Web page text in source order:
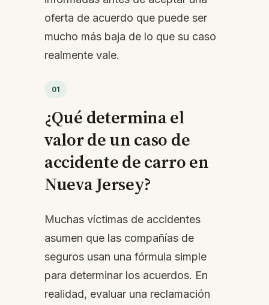
oferta de acuerdo que puede ser
mucho más baja de lo que su caso
realmente vale.
01
¿Qué determina el
valor de un caso de
accidente de carro en
Nueva Jersey?
Muchas víctimas de accidentes
asumen que las compañías de
seguros usan una fórmula simple
para determinar los acuerdos. En
realidad, evaluar una reclamación